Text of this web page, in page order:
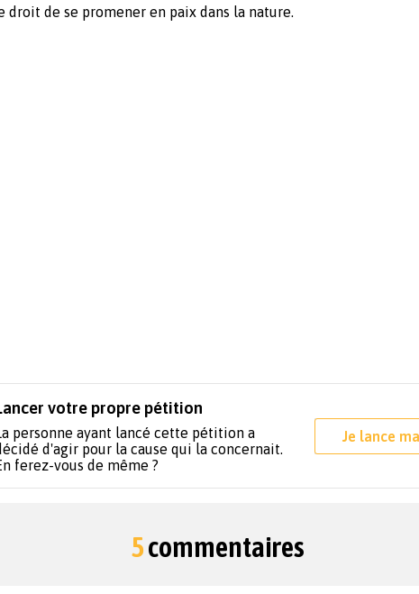
droit de se promener en paix dans la nature.
votre propre pétition
personne ayant lancé cette pétition a
d'agir pour la cause qui la concernait.
ferez-vous de même ?
Je lance
5commentaires